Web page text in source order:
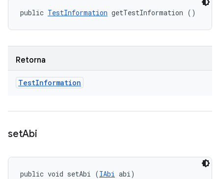
public TestInformation getTestInformation ()
Retorna
TestInformation
setAbi
public void setAbi (IAbi abi)